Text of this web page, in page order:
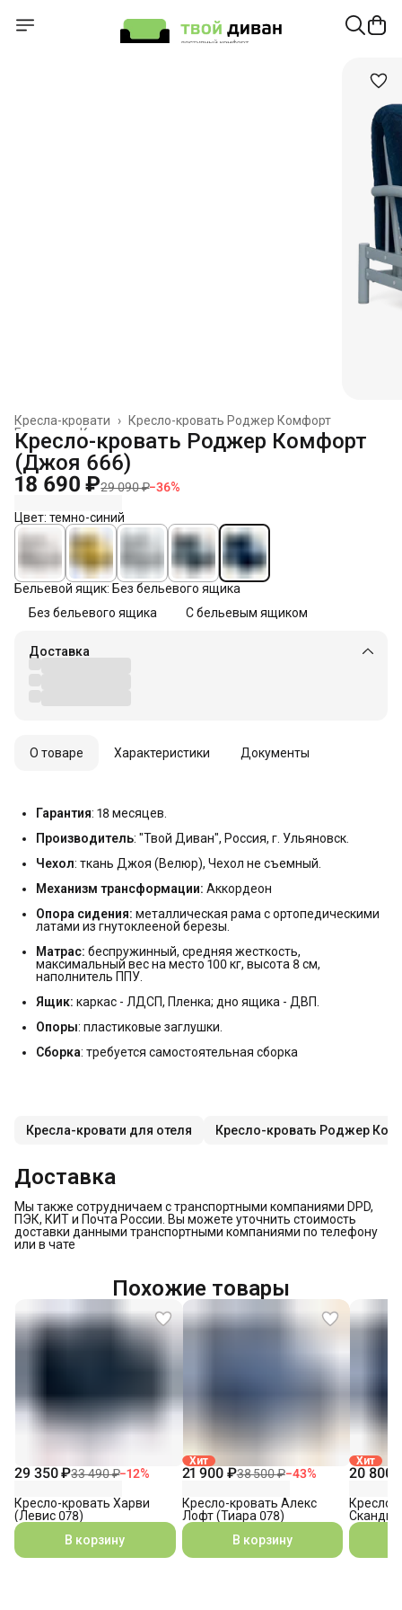
Кресло-кровать Роджер Комфорт
Кресла-кровати
›
Кресла
Главная
Кресло-кровать Роджер Комфорт
(Джоя 666)
18 690 ₽29 090 ₽−36%
Цвет: темно-синий
Бельевой ящик: Без бельевого ящика
Без бельевого ящика
С бельевым ящиком
Доставка
О товаре Характеристики Документы
Гарантия: 18 месяцев.
Производитель: "Твой Диван", Россия, г. Ульяновск.
Чехол: ткань Джоя (Велюр), Чехол не съемный.
Механизм трансформации: Аккордеон
Опора сидения: металлическая рама с ортопедическими
латами из гнутоклееной березы.
Матрас: беспружинный, средняя жесткость,
максимальный вес на место 100 кг, высота 8 см,
наполнитель ППУ.
Ящик: каркас - ЛДСП, Пленка; дно ящика - ДВП.
Опоры: пластиковые заглушки.
Сборка: требуется самостоятельная сборка
Кресла-кровати для отеля Кресло-кровать Роджер
Доставка
Мы также сотрудничаем с транспортными компаниями DPD,
ПЭК, КИТ и Почта России. Вы можете уточнить стоимость
доставки данными транспортными компаниями по телефону
или в чате
Похожие товары
29 350 ₽33 490 ₽−12%
Кресло-кровать Харви
(Левис 078)
В корзину
Хит
21 900 ₽38 500 ₽−43%
Кресло-кровать Алекс
Лофт (Тиара 078)
В корзину
Хит
20 800
Кресло-
Сканди